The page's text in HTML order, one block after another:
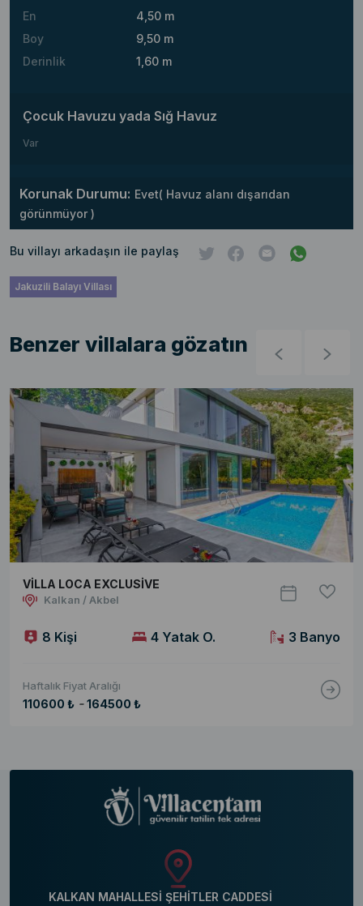
En
4,50 m
Boy
9,50 m
Derinlik
1,60 m
Çocuk Havuzu yada Sığ Havuz
Var
Korunak Durumu: Evet( Havuz alanı dışarıdan
görünmüyor )
Bu villayı arkadaşın ile paylaş
Jakuzili Balayı Villası
Benzer villalara gözatın
VİLLA LOCA EXCLUSİVE
Kalkan / Akbel
8 Kişi 4 Yatak O. 3 Banyo
Haftalık Fiyat Aralığı
110600 ₺ - 164500 ₺
KALKAN MAHALLESİ ŞEHİTLER CADDESİ